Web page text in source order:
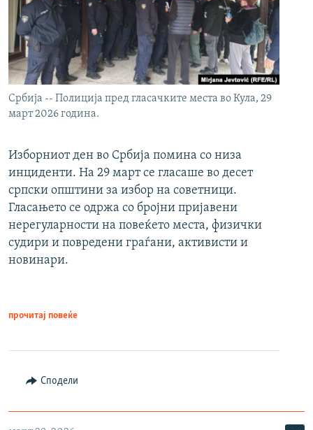
Србија -- Полиција пред гласачките места во Кула, 29
март 2026 година.
Изборниот ден во Србија помина со низа
инциденти. На 29 март се гласаше во десет
српски општини за избор на советници.
Гласањето се одржа со бројни пријавени
нерегуларности на повеќето места, физички
судири и повредени граѓани, активисти и
новинари.
прочитај повеќе
Сподели